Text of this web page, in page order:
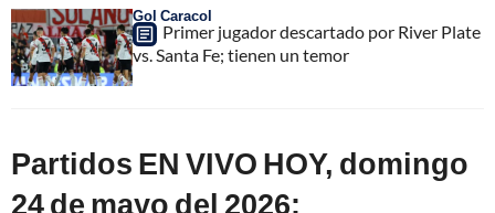
Gol Caracol
Primer jugador descartado por River Plate
vs. Santa Fe; tienen un temor
Partidos EN VIVO HOY, domingo
24 de mayo del 2026: